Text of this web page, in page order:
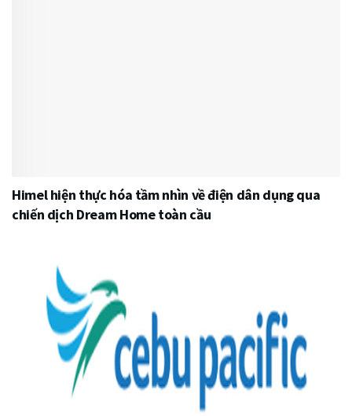
Himel hiện thực hóa tầm nhìn về điện dân dụng qua
chiến dịch Dream Home toàn cầu